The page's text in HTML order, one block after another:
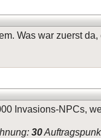
Was war zuerst
Invasions-NPCs,
30